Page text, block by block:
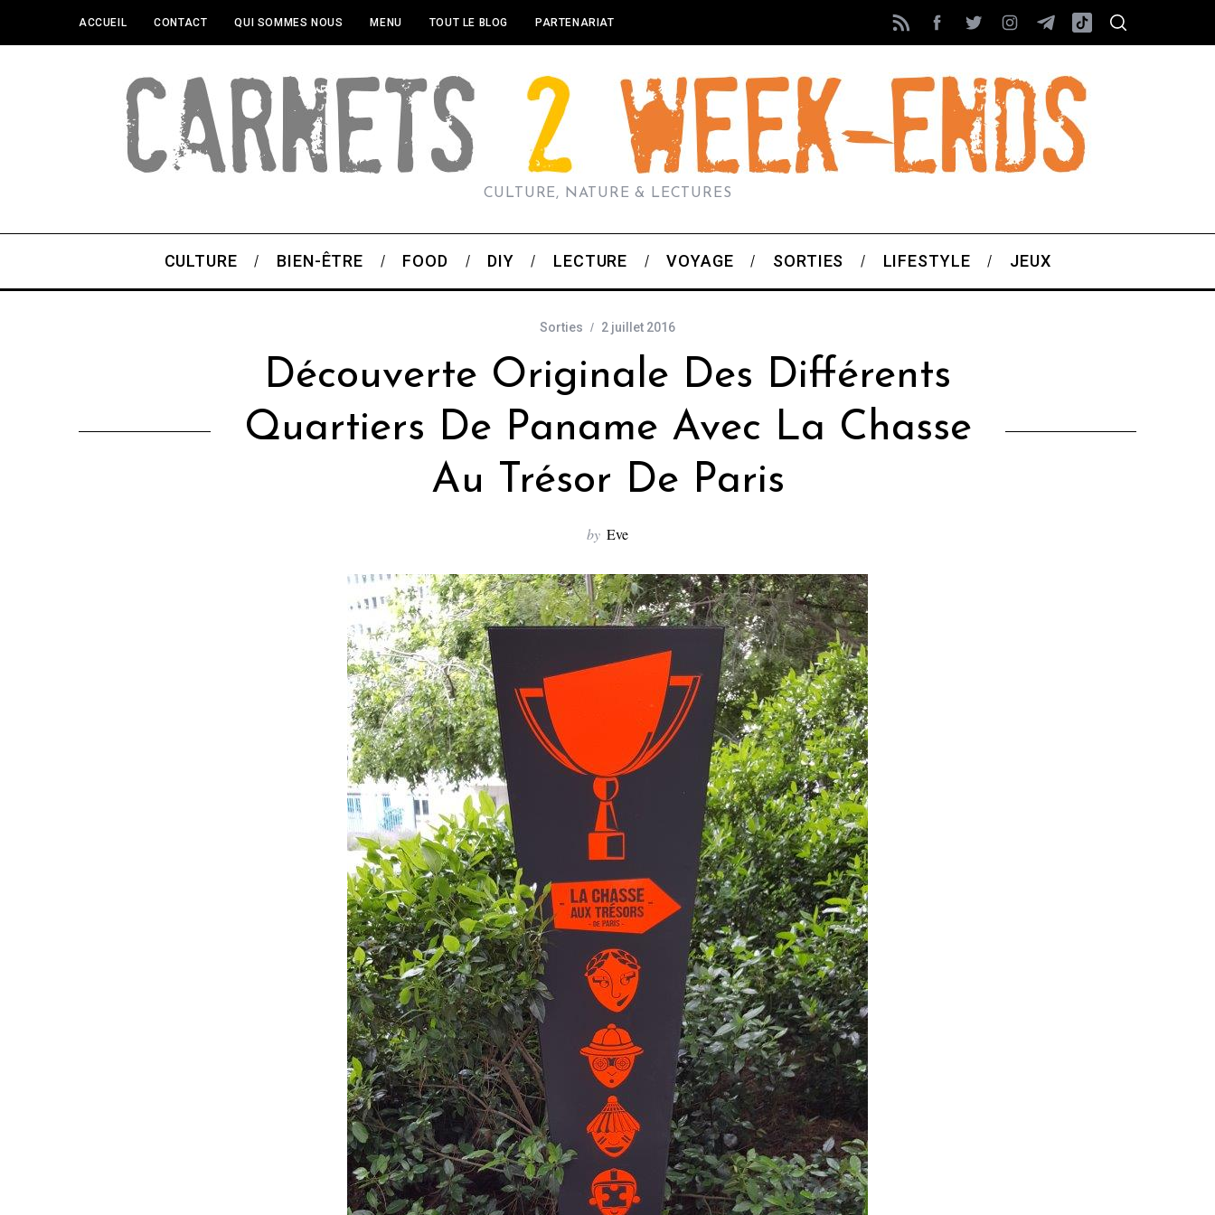
ACCUEIL CONTACT QUI SOMMES NOUS MENU TOUT LE BLOG PARTENARIAT
CULTURE, NATURE & LECTURES
CULTURE BIEN-ÊTRE FOOD DIY LECTURE VOYAGE SORTIES LIFESTYLE JEUX
Sorties 2 juillet 2016
Découverte Originale Des Différents
Quartiers De Paname Avec La Chasse
Au Trésor De Paris
by Eve